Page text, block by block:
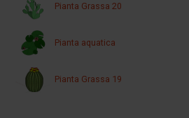
Pianta Grassa 20
Pianta aquatica
Pianta Grassa 19